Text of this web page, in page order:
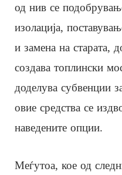
од нив се
изолација,
и замена на старата,
создава топлински
доделува субвенции
овие средства се
наведените опции.
Меѓутоа, кое од